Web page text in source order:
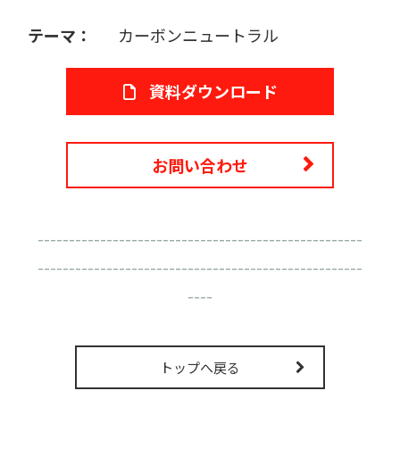
テーマ： カーボンニュートラル
資料ダウンロード
お問い合わせ
----------------------------------------------------
----------------------------------------------------
----
トップへ戻る